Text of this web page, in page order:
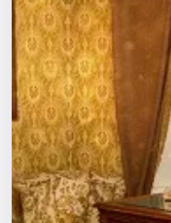
Экскурсии
Спорт
События
Города
Площадки